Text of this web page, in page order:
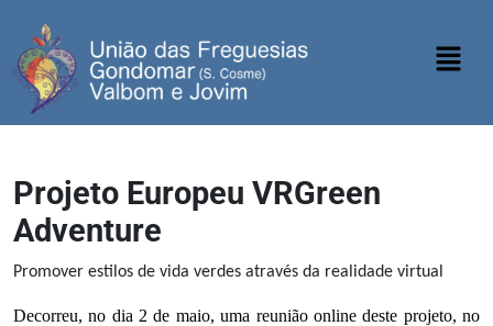
Projeto Europeu VRGreen
Adventure
Promover estilos de vida verdes através da realidade virtual
Decorreu, no dia 2 de maio, uma reunião online deste projeto, no